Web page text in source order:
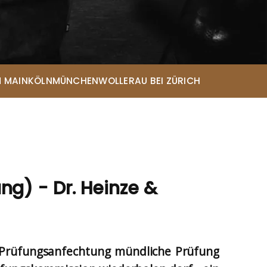
Rechtsanwältin
Eileen Menne*
Lena Elisabeth Telioridis*
Rechtsanwältin
Sarah Looschen*
MAINKÖLNMÜNCHENWOLLERAU BEI ZÜRICH
- Dr. Heinze &
Prüfungsanfechtung mündliche Prüfung